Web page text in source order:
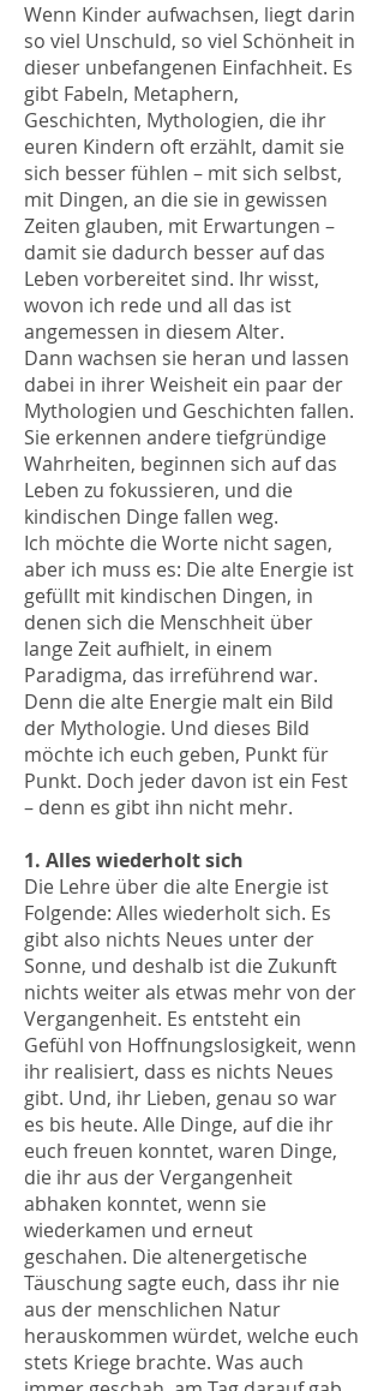
Wenn Kinder aufwachsen, liegt darin
so viel Unschuld, so viel Schönheit in
dieser unbefangenen Einfachheit. Es
gibt Fabeln, Metaphern,
Geschichten, Mythologien, die ihr
euren Kindern oft erzählt, damit sie
sich besser fühlen – mit sich selbst,
mit Dingen, an die sie in gewissen
Zeiten glauben, mit Erwartungen –
damit sie dadurch besser auf das
Leben vorbereitet sind. Ihr wisst,
wovon ich rede und all das ist
angemessen in diesem Alter.
Dann wachsen sie heran und lassen
dabei in ihrer Weisheit ein paar der
Mythologien und Geschichten fallen.
Sie erkennen andere tiefgründige
Wahrheiten, beginnen sich auf das
Leben zu fokussieren, und die
kindischen Dinge fallen weg.
Ich möchte die Worte nicht sagen,
aber ich muss es: Die alte Energie ist
gefüllt mit kindischen Dingen, in
denen sich die Menschheit über
lange Zeit aufhielt, in einem
Paradigma, das irreführend war.
Denn die alte Energie malt ein Bild
der Mythologie. Und dieses Bild
möchte ich euch geben, Punkt für
Punkt. Doch jeder davon ist ein Fest
– denn es gibt ihn nicht mehr.
1. Alles wiederholt sich
Die Lehre über die alte Energie ist
Folgende: Alles wiederholt sich. Es
gibt also nichts Neues unter der
Sonne, und deshalb ist die Zukunft
nichts weiter als etwas mehr von der
Vergangenheit. Es entsteht ein
Gefühl von Hoffnungslosigkeit, wenn
ihr realisiert, dass es nichts Neues
gibt. Und, ihr Lieben, genau so war
es bis heute. Alle Dinge, auf die ihr
euch freuen konntet, waren Dinge,
die ihr aus der Vergangenheit
abhaken konntet, wenn sie
wiederkamen und erneut
geschahen. Die altenergetische
Täuschung sagte euch, dass ihr nie
aus der menschlichen Natur
herauskommen würdet, welche euch
stets Kriege brachte. Was auch